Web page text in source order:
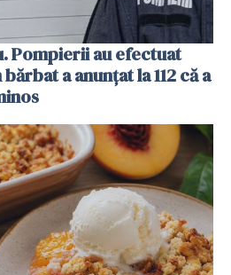
Pompierii au efectuat
a anunțat la 112 că a